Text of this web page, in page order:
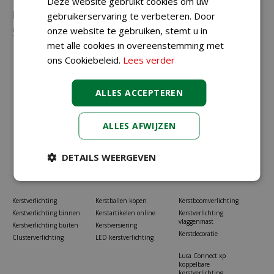
Neem gerust contact met ons op via023-
5581528ofinfo@koopkerstverlichting.nl
Kerstverlichting
Kerstverlichting binnen
Kerstverlichting buiten
Clusterverlichting
Kerstballen kopen
Kerstartikelen online
Kerstversiering
LED kerstverlichting
Kerstboomverlichting
Kerstverlichting
vlaggenmast
Kerstdecoratie
Luca Connect xp
koppelbare
gebruikerservaring te verbeteren. Door
onze website te gebruiken, stemt u in
met alle cookies in overeenstemming met
ons Cookiebeleid. Lees verder
ALLES ACCEPTEREN
ALLES AFWIJZEN
DETAILS WEERGEVEN